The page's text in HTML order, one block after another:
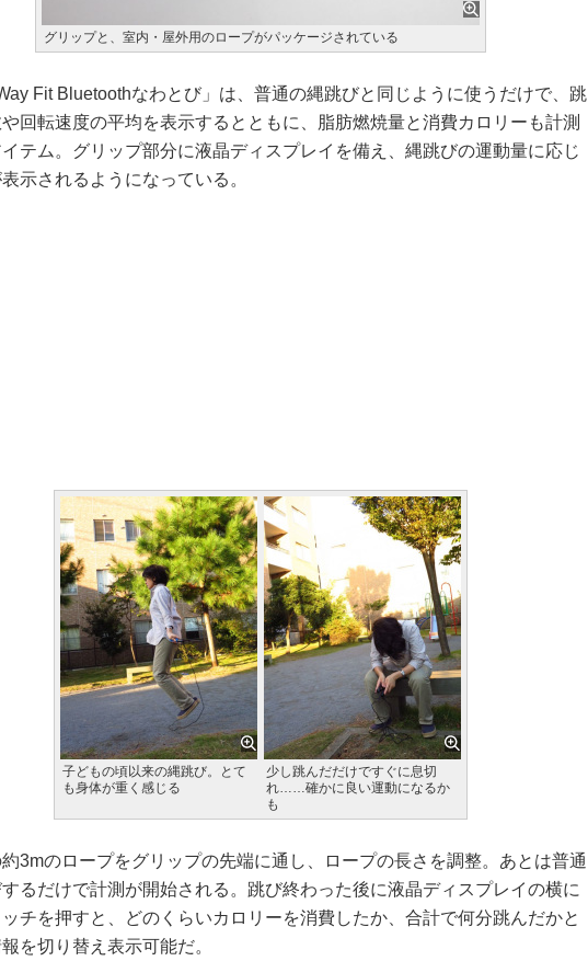
グリップと、室内・屋外用のロープがパッケージされている
Fit Bluetoothなわとび」は、普通の縄跳びと同じように使うだけで、跳
回転速度の平均を表示するとともに、脂肪燃焼量と消費カロリーも計測
テム。グリップ部分に液晶ディスプレイを備え、縄跳びの運動量に応じ
示されるようになっている。
子どもの頃以来の縄跳び。とて
も身体が重く感じる
少し跳んだだけですぐに息切
れ……確かに良い運動になるか
も
3mのロープをグリップの先端に通し、ロープの長さを調整。あとは普通
るだけで計測が開始される。跳び終わった後に液晶ディスプレイの横に
チを押すと、どのくらいカロリーを消費したか、合計で何分跳んだかと
を切り替え表示可能だ。